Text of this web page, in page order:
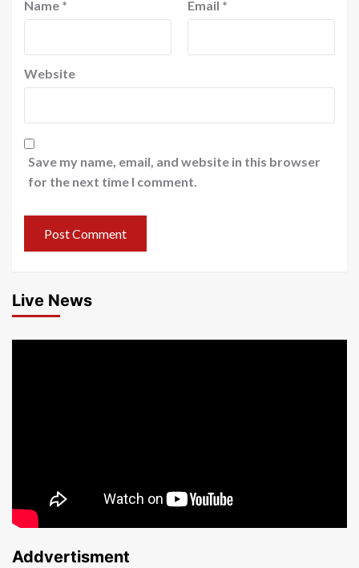
Name * Email *
Website
Save my name, email, and website in this browser
for the next time I comment.
Live News
Addvertisment